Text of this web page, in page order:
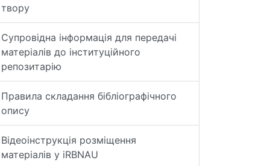
твору
Супровідна інформація для передачі
матеріалів до інституційного
репозитарію
Правила складання бібліографічного
опису
Відеоінструкція розміщення
матеріалів у iRBNAU